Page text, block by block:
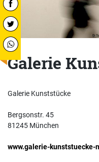
Galerie
Galerie Kunststücke
Bergsonstr. 45
81245 München
www.galerie-kunststuecke-